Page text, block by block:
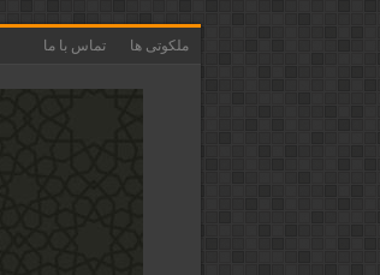
ملکوتی ها تماس با ما